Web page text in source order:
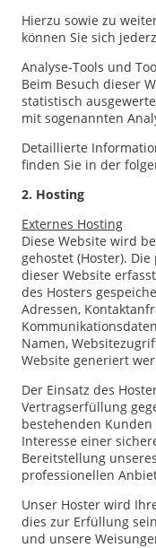
Hierzu sowie zu
können Sie sich
Analyse-Tools und
Beim Besuch dieser
statistisch
mit sogenannten
Detaillierte
finden Sie in der
2. Hosting
Externes Hosting
Diese Website wird
gehostet (Hoster).
dieser Website
des Hosters
Adressen,
Namen,
Website generiert
Der Einsatz des
Vertragserfüllung
bestehenden Kunden
Interesse einer
Bereitstellung
professionellen
Unser Hoster wird
dies zur Erfüllung
und unsere